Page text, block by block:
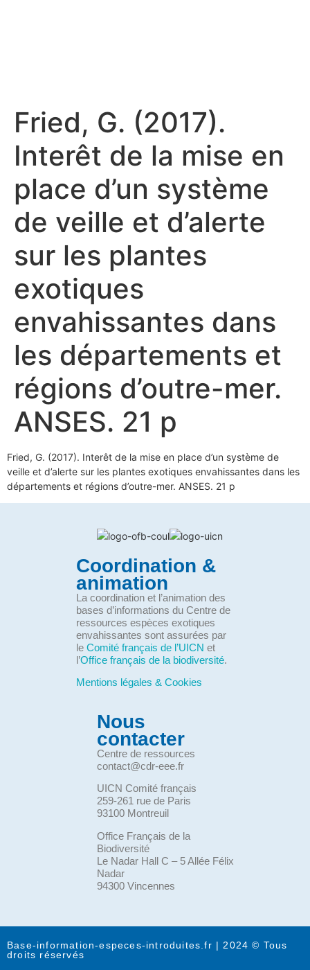
Fried, G. (2017).
Interêt de la mise en
place d’un système
de veille et d’alerte
sur les plantes
exotiques
envahissantes dans
les départements et
régions d’outre-mer.
ANSES. 21 p
Fried, G. (2017). Interêt de la mise en place d’un système de
veille et d’alerte sur les plantes exotiques envahissantes dans les
départements et régions d’outre-mer. ANSES. 21 p
Coordination &
animation
La coordination et l’animation des
bases d’informations du Centre de
ressources espèces exotiques
envahissantes sont assurées par
le Comité français de l’UICN et
l’Office français de la biodiversité.
Mentions légales & Cookies
Nous
contacter
Centre de ressources
contact@cdr-eee.fr
UICN Comité français
259-261 rue de Paris
93100 Montreuil
Office Français de la
Biodiversité
Le Nadar Hall C – 5 Allée Félix
Nadar
94300 Vincennes
Base-information-especes-introduites.fr | 2024 © Tous
droits réservés